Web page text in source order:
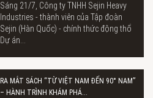
Sáng 21/7, Công ty TNHH Sejin Heavy
Industries - thành viên của Tập đoàn
Sejin (Hàn Quốc) - chính thức động thổ
Dự án...
RA MẮT SÁCH “TỪ VIỆT NAM ĐẾN 90° NAM”
– HÀNH TRÌNH KHÁM PHÁ...